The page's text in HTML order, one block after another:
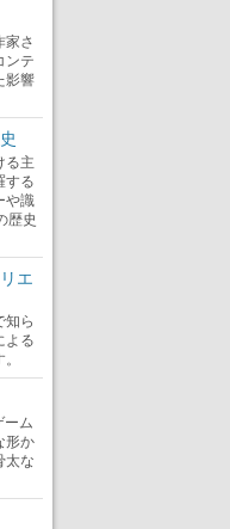
家さ
ンテ
影響
る主
する
や識
歴史
エ
知ら
よる
ーム
形か
太な